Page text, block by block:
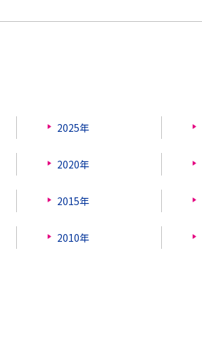
2025年
2020年
2015年
2010年